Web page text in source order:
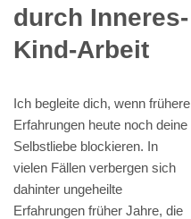
durch Inneres-
Kind-Arbeit
Ich begleite dich, wenn frühere
Erfahrungen heute noch deine
Selbstliebe blockieren. In
vielen Fällen verbergen sich
dahinter ungeheilte
Erfahrungen früher Jahre, die